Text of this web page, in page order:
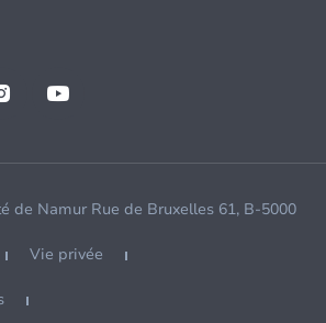
de Namur Rue de Bruxelles 61, B-5000
Vie privée